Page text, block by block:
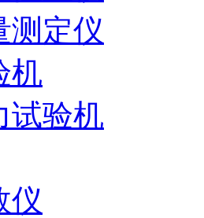
测定仪
机
试验机
仪